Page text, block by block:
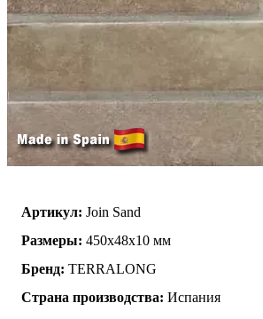
Артикул: Join Sand
Размеры: 450х48х10 мм
Бренд: TERRALONG
Страна производства: Испания